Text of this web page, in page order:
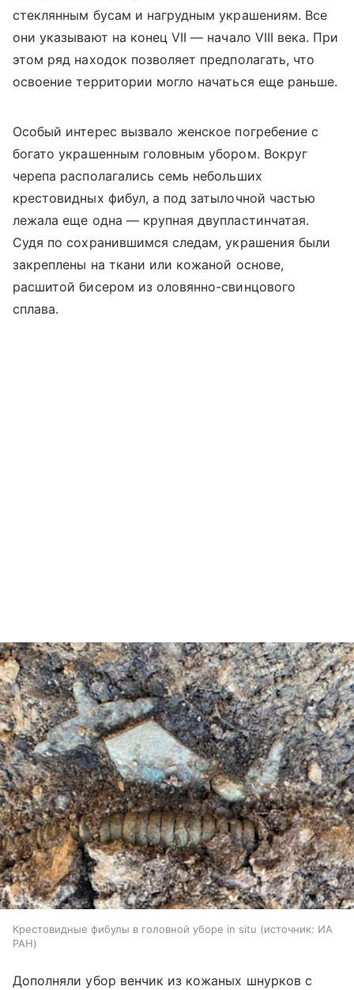
стеклянным бусам и нагрудным украшениям. Все
они указывают на конец VII — начало VIII века. При
этом ряд находок позволяет предполагать, что
освоение территории могло начаться еще раньше.
Особый интерес вызвало женское погребение с
богато украшенным головным убором. Вокруг
черепа располагались семь небольших
крестовидных фибул, а под затылочной частью
лежала еще одна — крупная двупластинчатая.
Судя по сохранившимся следам, украшения были
закреплены на ткани или кожаной основе,
расшитой бисером из оловянно-свинцового
сплава.
Крестовидные фибулы в головной уборе in situ источник: ИА
РАН
Дополняли убор венчик из кожаных шнурков с